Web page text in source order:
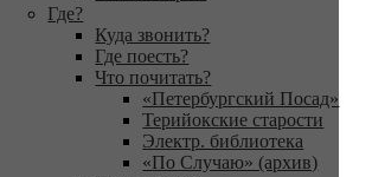
Где?
Куда звонить?
Где поесть?
Что почитать?
«Петербургский Посад»
Терийокские старости
Электр. библиотека
«По Случаю» (архив)